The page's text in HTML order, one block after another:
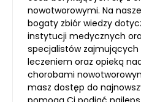
nowotworowymi. Na
bogaty zbiór wiedzy
instytucji medycznych
specjalistów zajmujących
leczeniem oraz opieką
chorobami
masz dostęp do